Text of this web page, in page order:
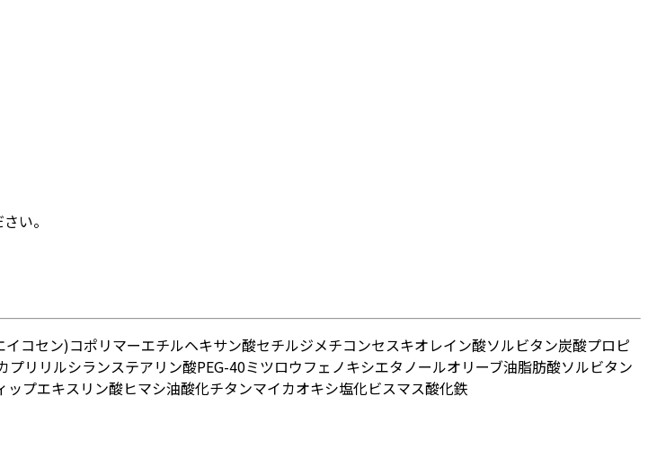
い。
イコセン)コポリマーエチルヘキサン酸セチルジメチコンセスキオレイン酸ソルビタン炭酸プロピ
プリリルシランステアリン酸PEG-40ミツロウフェノキシエタノールオリーブ油脂肪酸ソルビタン
ップエキスリン酸ヒマシ油酸化チタンマイカオキシ塩化ビスマス酸化鉄